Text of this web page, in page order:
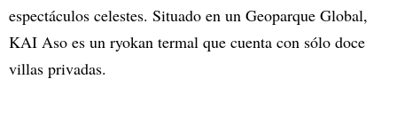
espectáculos celestes. Situado en un Geoparque Global,
KAI Aso es un ryokan termal que cuenta con sólo doce
villas privadas.